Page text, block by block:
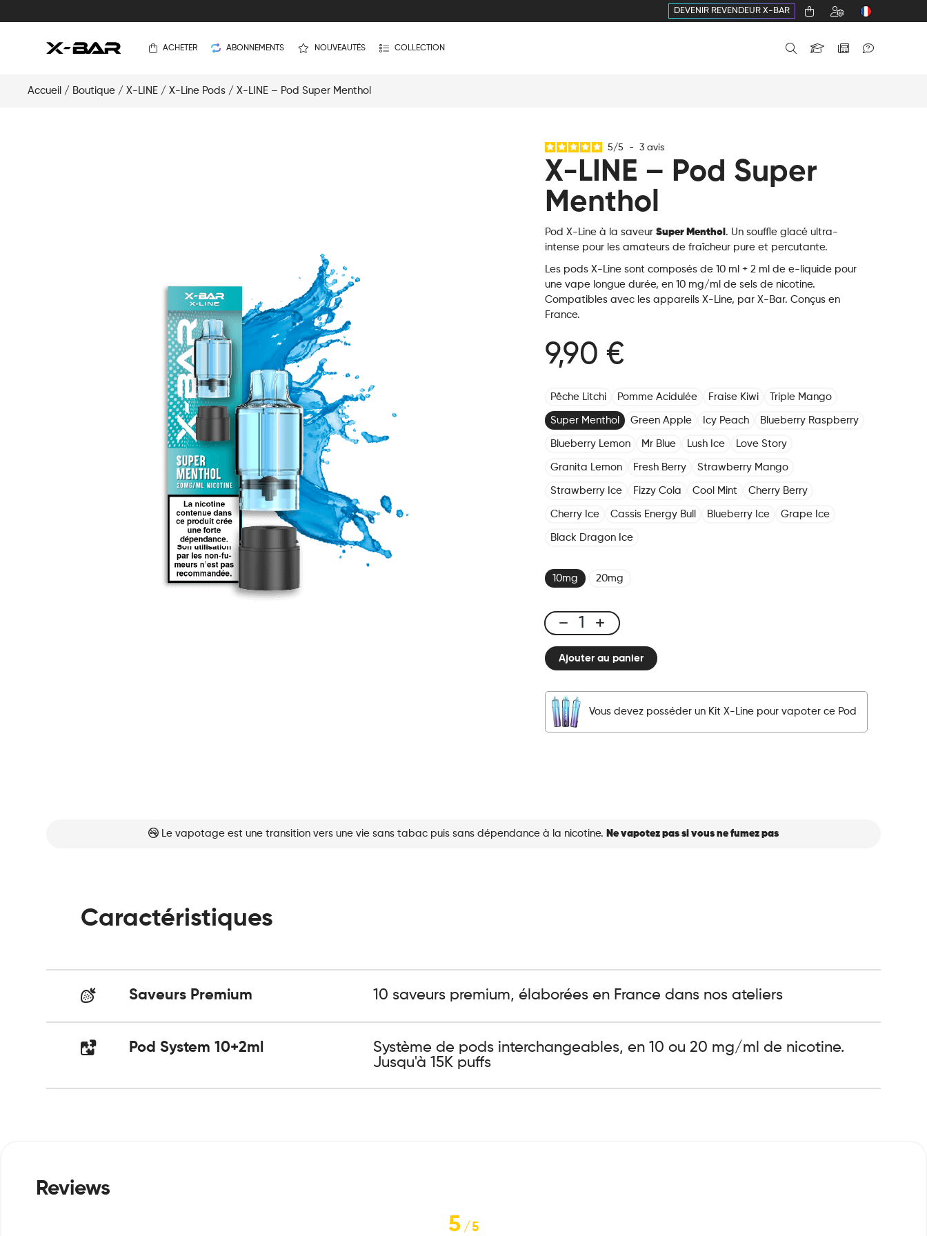
DEVENIR REVENDEUR X-BAR
ACHETER ABONNEMENTS NOUVEAUTÉS COLLECTION
Accueil / Boutique / X-LINE / X-Line Pods / X-LINE – Pod Super Menthol
5/5 - 3 avis
X-LINE – Pod Super
Menthol
Pod X-Line à la saveur Super Menthol . Un souffle glacé ultra-
intense pour les amateurs de fraîcheur pure et percutante.
Les pods X-Line sont composés de 10 ml + 2 ml de e-liquide pour
une vape longue durée, en 10 mg/ml de sels de nicotine.
Compatibles avec les appareils X-Line, par X-Bar. Conçus en
France.
9,90 €
Pêche Litchi Pomme Acidulée Fraise Kiwi Triple Mango
Super Menthol Green Apple Icy Peach Blueberry Raspberry
Blueberry Lemon Mr Blue Lush Ice Love Story
Granita Lemon Fresh Berry Strawberry Mango
Strawberry Ice Fizzy Cola Cool Mint Cherry Berry
Cherry Ice Cassis Energy Bull Blueberry Ice Grape Ice
Black Dragon Ice
10mg 20mg
X-
LINE
-
Super
Menthol
quantité
Ajouter au panier
Vous devez posséder un Kit X-Line pour vapoter ce Pod
Le vapotage est une transition vers une vie sans tabac puis sans dépendance à la nicotine. Ne vapotez pas si vous ne fumez pas
Caractéristiques
Saveurs Premium 10 saveurs premium, élaborées en France dans nos ateliers
Pod System 10+2ml
Système de pods interchangeables, en 10 ou 20 mg/ml de nicotine.
Jusqu'à 15K puffs
5/5